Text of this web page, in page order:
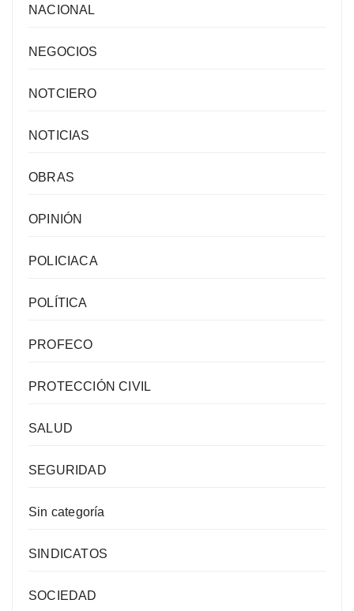
NACIONAL
NEGOCIOS
NOTCIERO
NOTICIAS
OBRAS
OPINIÓN
POLICIACA
POLÍTICA
PROFECO
PROTECCIÓN CIVIL
SALUD
SEGURIDAD
Sin categoría
SINDICATOS
SOCIEDAD